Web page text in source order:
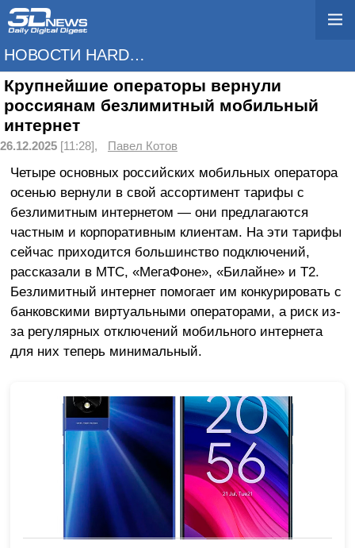
НОВОСТИ HARDWARE
Крупнейшие операторы вернули
россиянам безлимитный мобильный
интернет
26.12.2025 [11:28], Павел Котов
Четыре основных российских мобильных оператора
осенью вернули в свой ассортимент тарифы с
безлимитным интернетом — они предлагаются
частным и корпоративным клиентам. На эти тарифы
сейчас приходится большинство подключений,
рассказали в МТС, «МегаФоне», «Билайне» и T2.
Безлимитный интернет помогает им конкурировать с
банковскими виртуальными операторами, а риск из-
за регулярных отключений мобильного интернета
для них теперь минимальный.